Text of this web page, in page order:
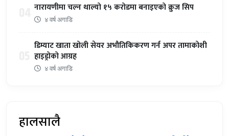
नारायणीमा चल्न थाल्यो १५ करोडमा बनाइएको क्रुज सिप
४ वर्ष अगाडि
डिम्याट खाता खोली सेयर अभौतिकिकरण गर्न अपर तामाकोशी
हाइड्रोको आग्रह
४ वर्ष अगाडि
हालसालै